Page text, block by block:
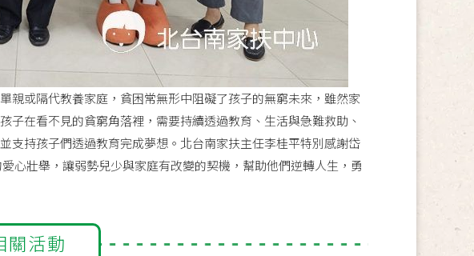
或隔代教養家庭，貧困常無形中阻礙了孩子的無窮未來，雖然家
子在看不見的貧窮角落裡，需要持續透過教育、生活與急難救助、
支持孩子們透過教育完成夢想。北台南家扶主任李桂平特別感謝岱
心壯舉，讓弱勢兒少與家庭有改變的契機，幫助他們逆轉人生，勇
關活動